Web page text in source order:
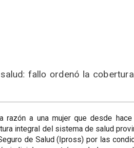
fallo ordenó la
a una mujer que desde
integral del sistema de salud
de Salud (Ipross) por las